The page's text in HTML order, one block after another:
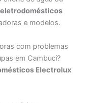
e modelos.
com problemas
em Cambuci?
Electrolux